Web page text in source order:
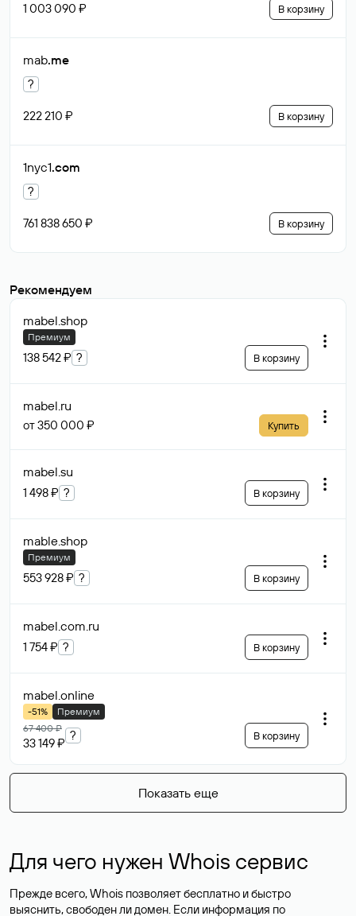
1 003 090 ₽ В корзину
mab.me
?
222 210 ₽ В корзину
1nyc1.com
?
761 838 650 ₽ В корзину
Рекомендуем
mabel.shop
Премиум
138 542 ₽ ? В корзину
mabel.ru
от 350 000 ₽ Купить
mabel.su
1 498 ₽ ? В корзину
mable.shop
Премиум
553 928 ₽ ? В корзину
mabel.com.ru
1 754 ₽ ? В корзину
mabel.online
-51%
Премиум
67 400 ₽
33 149 ₽
? В корзину
Показать еще
Для чего нужен Whois сервис
Прежде всего, Whois позволяет бесплатно и быстро
выяснить, свободен ли домен. Если информация по